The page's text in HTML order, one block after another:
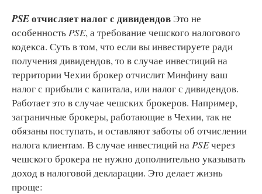
PSEотчисляет налог с дивидендов Это не
особенностьPSE, а требование чешского налогового
кодекса. Суть в том, что если вы инвестируете ради
получения дивидендов, то в случае инвестиций на
территории Чехии брокер отчислит Минфину ваш
налог с прибыли с капитала, или налог с дивидендов.
Работает это в случае чешских брокеров. Например,
заграничные брокеры, работающие в Чехии, так не
обязаны поступать, и оставляют заботы об отчислении
налога клиентам. В случае инвестиций наPSEчерез
чешского брокера не нужно дополнительно указывать
доход в налоговой декларации. Это делает жизнь
проще: